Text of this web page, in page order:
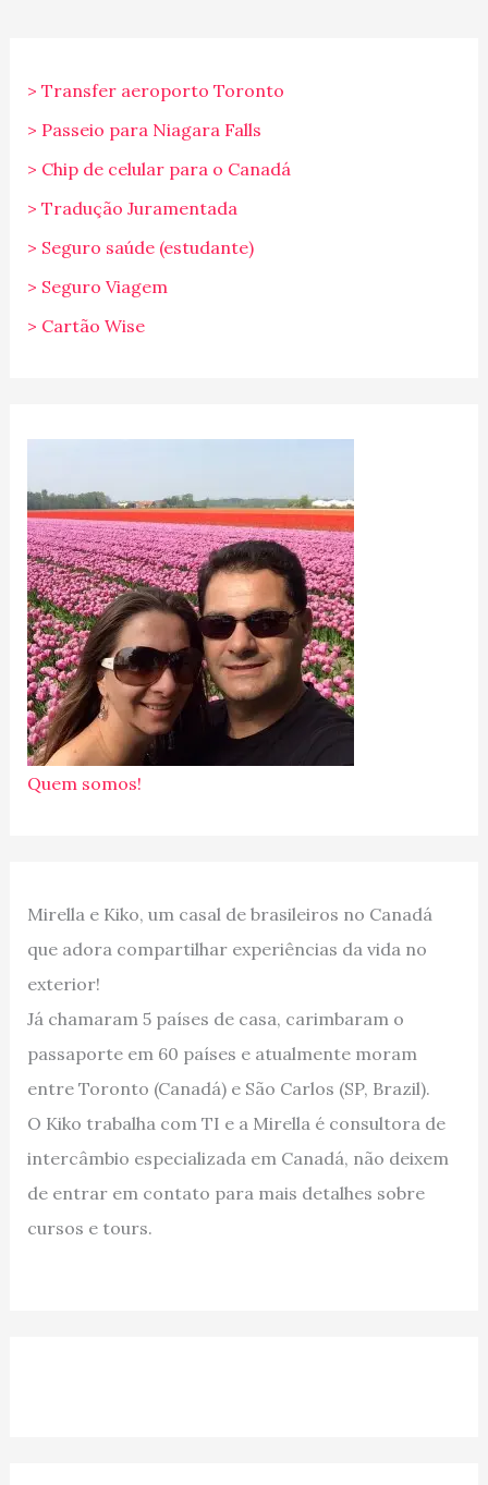
> Transfer aeroporto Toronto
> Passeio para Niagara Falls
> Chip de celular para o Canadá
> Tradução Juramentada
> Seguro saúde (estudante)
> Seguro Viagem
> Cartão Wise
Quem somos!
Mirella e Kiko, um casal de brasileiros no Canadá
que adora compartilhar experiências da vida no
exterior!
Já chamaram 5 países de casa, carimbaram o
passaporte em 60 países e atualmente moram
entre Toronto (Canadá) e São Carlos (SP, Brazil).
O Kiko trabalha com TI e a Mirella é consultora de
intercâmbio especializada em Canadá, não deixem
de entrar em contato para mais detalhes sobre
cursos e tours.